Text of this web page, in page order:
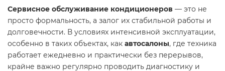
Сервисное обслуживание кондиционеров — это не
просто формальность, а залог их стабильной работы и
долговечности. В условиях интенсивной эксплуатации,
особенно в таких объектах, как автосалоны, где техника
работает ежедневно и практически без перерывов,
крайне важно регулярно проводить диагностику и